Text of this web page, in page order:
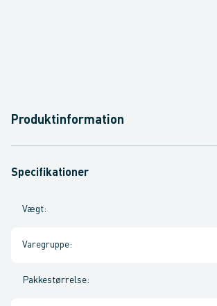
Produktinformation
Specifikationer
Vægt:
Varegruppe:
Pakkestørrelse: